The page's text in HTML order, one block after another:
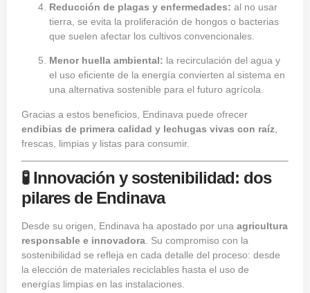
Reducción de plagas y enfermedades: al no usar
tierra, se evita la proliferación de hongos o bacterias
que suelen afectar los cultivos convencionales.
Menor huella ambiental: la recirculación del agua y
el uso eficiente de la energía convierten al sistema en
una alternativa sostenible para el futuro agrícola.
Gracias a estos beneficios, Endinava puede ofrecer
endibias de primera calidad y lechugas vivas con raíz
frescas, limpias y listas para consumir.
🧪 Innovación y sostenibilidad: dos
pilares de Endinava
Desde su origen, Endinava ha apostado por una agricultura
responsable e innovadora . Su compromiso con la
sostenibilidad se refleja en cada detalle del proceso: desde
la elección de materiales reciclables hasta el uso de
energías limpias en las instalaciones.